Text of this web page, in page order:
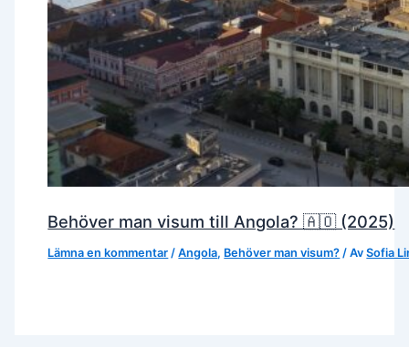
Behöver man visum till Angola? 🇦🇴 (2025)
Lämna en kommentar /Angola, Behöver man visum? / Av Sofia